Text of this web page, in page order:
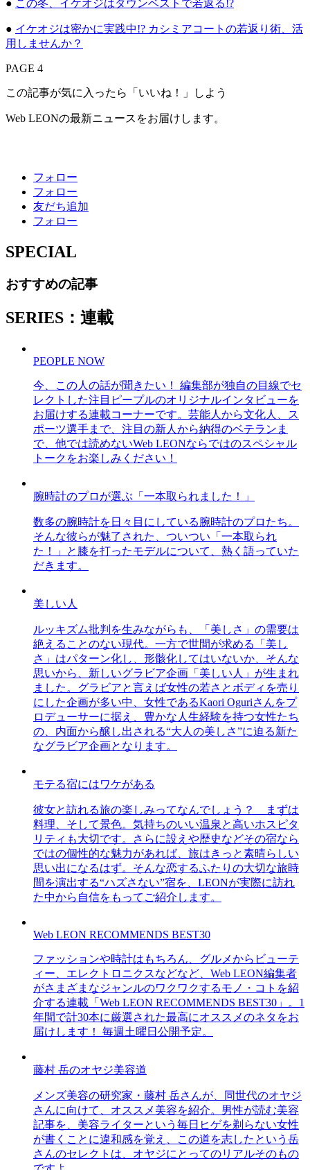
● この冬、イケオジはダウンベストで若返る!?
● イケオジは密かに実践中!? カシミアコートの若返り術、活
用しませんか？
PAGE 4
この記事が気に入ったら「いいね！」しよう
Web LEONの最新ニュースをお届けします。
フォロー
フォロー
友だち追加
フォロー
SPECIAL
おすすめの記事
SERIES：連載
PEOPLE NOW
今、この人の話が聞きたい！ 編集部が独自の目線でセ
レクトした注目ピープルのオリジナルインタビューを
お届けする連載コーナーです。芸能人から文化人、ス
ポーツ選手まで、注目の新人から納得のベテランま
で、他では読めないWeb LEONならではのスペシャル
トークをお楽しみください！
腕時計のプロが選ぶ「一本取られました！」
数多の腕時計を日々目にしている腕時計のプロたち。
そんな彼らが魅了された、ついつい「一本取られ
た！」と膝を打ったモデルについて、熱く語っていた
だきます。
美しい人
ルッキズム批判を生みながらも、「美しさ」の需要は
絶えることのない現代。一方で世間が求める「美し
さ」はパターン化し、形骸化してはいないか、そんな
思いから、新しいグラビア企画「美しい人」が生まれ
ました。グラビアと言えば女性の若さとボディを売り
にした企画が多い中、女性であるKaori Oguriさんをプ
ロデューサーに据え、豊かな人生経験を持つ女性たち
の、内面から醸し出される“大人の美しさ”に迫る新た
なグラビア企画となります。
モテる宿にはワケがある
彼女と訪れる旅の楽しみってなんでしょう？ まずは
料理、そして景色。気持ちのいい温泉と高いホスピタ
リティも大切です。さらに設えや歴史などその宿なら
ではの個性的な魅力があれば、旅はきっと素晴らしい
思い出になるはず。そんな恋するふたりの大切な旅時
間を演出する“ハズさない”宿を、LEONが実際に訪れ
た中から自信をもってご紹介します。
Web LEON RECOMMENDS BEST30
ファッションや時計はもちろん、グルメからビューテ
ィー、エレクトロニクスなどなど、Web LEON編集者
がさまざまなジャンルのワクワクするモノ・コトを紹
介する連載「Web LEON RECOMMENDS BEST30」。1
年間で計30本に厳選された最高にオススメのネタをお
届けします！ 毎週土曜日公開予定。
藤村 岳のオヤジ美容道
メンズ美容の研究家・藤村 岳さんが、同世代のオヤジ
さんに向けて、オススメ美容を紹介。男性が読む美容
記事を、美容ライターという毎日ヒゲを剃らない女性
が書くことに違和感を覚え、この道を志したという岳
さんのセレクトは、オヤジにとってのリアルそのもの